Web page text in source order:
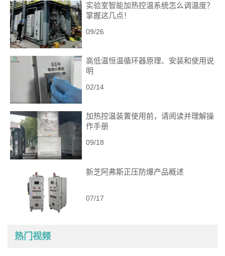
实验室智能加热控温系统怎么调温度？
掌握这几点！
09/26
高低温恒温循环器原理、安装和使用说
明
02/14
加热控温装置使用前，请阅读并理解操
作手册
09/18
新芝阿弗斯正压防爆产品概述
07/17
热门视频